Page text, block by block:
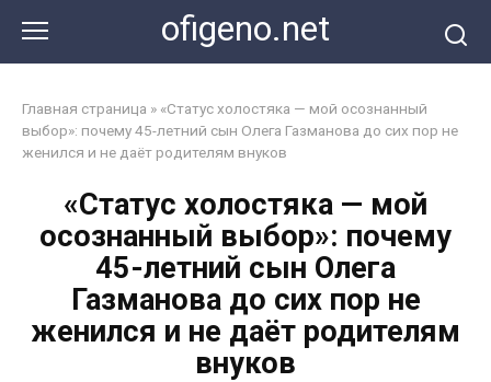
контенту
ofigeno.net
Главная страница » «Статус холостяка — мой осознанный
выбор»: почему 45-летний сын Олега Газманова до сих пор не
женился и не даёт родителям внуков
«Статус холостяка — мой
осознанный выбор»: почему
45-летний сын Олега
Газманова до сих пор не
женился и не даёт родителям
внуков